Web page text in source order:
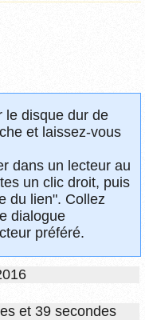
le disque dur de
et laissez-vous
dans un lecteur au
un clic droit, puis
du lien". Collez
dialogue
préféré.
et 39 secondes